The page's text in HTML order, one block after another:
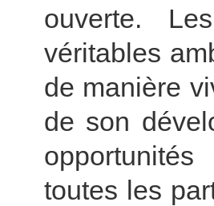
ouverte.
véritables
de manière
de son
toutes les